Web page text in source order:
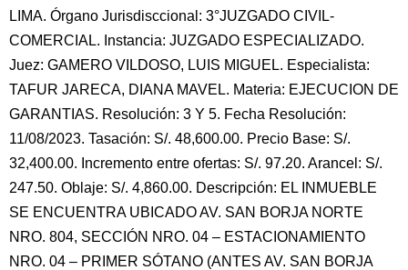
LIMA. Órgano Jurisdisccional: 3°JUZGADO CIVIL-
COMERCIAL. Instancia: JUZGADO ESPECIALIZADO.
Juez: GAMERO VILDOSO, LUIS MIGUEL. Especialista:
TAFUR JARECA, DIANA MAVEL. Materia: EJECUCION DE
GARANTIAS. Resolución: 3 Y 5. Fecha Resolución:
11/08/2023. Tasación: S/. 48,600.00. Precio Base: S/.
32,400.00. Incremento entre ofertas: S/. 97.20. Arancel: S/.
247.50. Oblaje: S/. 4,860.00. Descripción: EL INMUEBLE
SE ENCUENTRA UBICADO AV. SAN BORJA NORTE
NRO. 804, SECCIÓN NRO. 04 – ESTACIONAMIENTO
NRO. 04 – PRIMER SÓTANO (ANTES AV. SAN BORJA